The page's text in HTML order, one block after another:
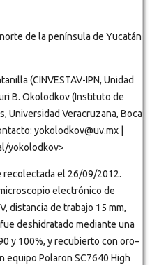
de la península de Yucatán
(CINVESTAV-IPN, Unidad
B. Okolodkov (Instituto de
Universidad Veracruzana, Boca
yokolodkov@uv.mx |
yokolodkov>
recolectada el 26/09/2012.
electrónico de
distancia de trabajo 15 mm,
deshidratado mediante una
y 100%, y recubierto con oro–
equipo Polaron SC7640 High